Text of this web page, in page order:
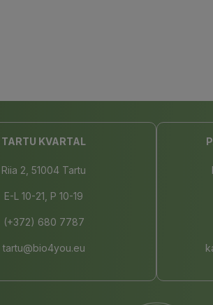
TARTU KVARTAL
Riia 2, 51004 Tartu
E-L 10-21, P 10-19
(+372) 680 7787
tartu@bio4you.eu